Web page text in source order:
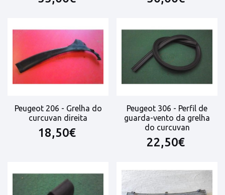
Peugeot 206 - Grelha do
curcuvan direita
18,50€
Peugeot 306 - Perfil de
guarda-vento da grelha
do curcuvan
22,50€